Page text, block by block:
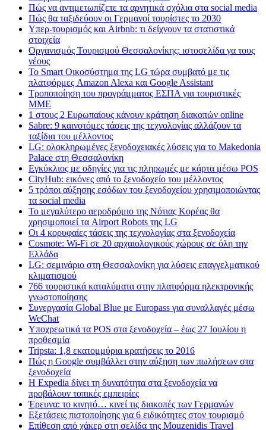
Πώς να αντιμετωπίζετε τα αρνητικά σχόλια στα social media
Πώς θα ταξιδεύουν οι Γερμανοί τουρίστες το 2030
Υπερ-τουρισμός και Airbnb: τι δείχνουν τα στατιστικά
στοιχεία
Οργανισμός Τουρισμού Θεσσαλονίκης: ιστοσελίδα γα τους
νέους
Το Smart Οικοσύστημα της LG τώρα συμβατό με τις
πλατφόρμες Amazon Alexa και Google Assistant
Τροποποίηση του προγράμματος ΕΣΠΑ για τουριστικές
ΜΜΕ
1 στους 2 Ευρωπαίους κάνουν κράτηση διακοπών online
Sabre: 9 καινοτόμες τάσεις της τεχνολογίας αλλάζουν τα
ταξίδια του μέλλοντος
LG: ολοκληρωμένες ξενοδοχειακές λύσεις για τo Makedonia
Palace στη Θεσσαλονίκη
Εγκύκλιος με οδηγίες για τις πληρωμές με κάρτα μέσω POS
CityHub: εικόνες από το ξενοδοχείο του μέλλοντος
5 τρόποι αύξησης εσόδων του ξενοδοχείου χρησιμοποιώντας
τα social media
Το μεγαλύτερο αεροδρόμιο της Νότιας Κορέας θα
χρησιμοποιεί τα Airport Robots της LG
Οι 4 κορυφαίες τάσεις της τεχνολογίας στα ξενοδοχεία
Cosmote: Wi-Fi σε 20 αρχαιολογικούς χώρους σε όλη την
Ελλάδα
LG: σεμινάριο στη Θεσσαλονίκη για λύσεις επαγγελματικού
κλιματισμού
766 τουριστικά καταλύματα στην πλατφόρμα ηλεκτρονικής
γνωστοποίησης
Συνεργασία Global Blue με Europass για συναλλαγές μέσω
WeChat
Υποχρεωτικά τα POS στα ξενοδοχεία – έως 27 Ιουλίου η
προθεσμία
Tripsta: 1,8 εκατομμύρια κρατήσεις το 2016
Πώς η Google συμβάλλει στην αύξηση των πωλήσεων στα
ξενοδοχεία
Η Expedia δίνει τη δυνατότητα στα ξενοδοχεία να
προβάλουν τοπικές εμπειρίες
Έρευνα: το κινητό… κινεί τις διακοπές των Γερμανών
Εξετάσεις πιστοποίησης για 6 ειδικότητες στον τουρισμό
Επίθεση από χάκερ στη σελίδα της Mouzenidis Travel